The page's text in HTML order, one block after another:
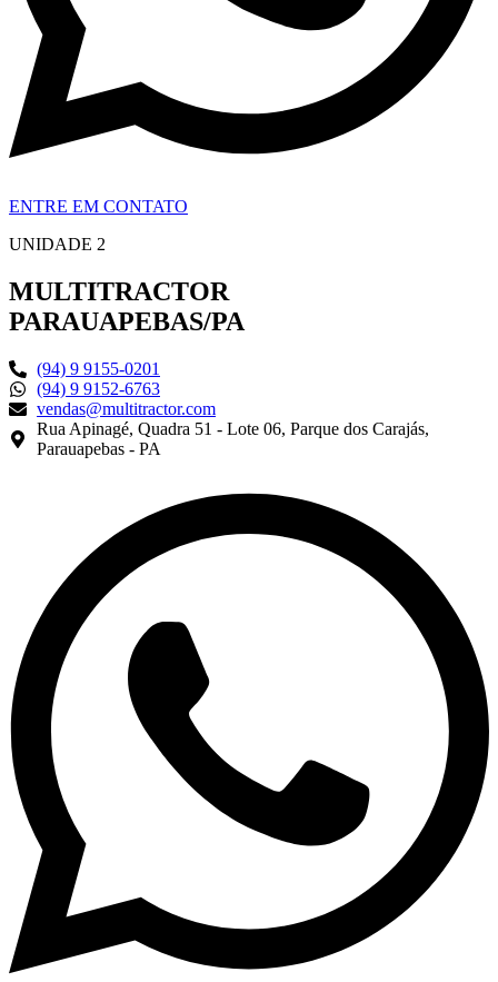
ENTRE EM CONTATO
UNIDADE 2
MULTITRACTOR
PARAUAPEBAS/PA
(94) 9 9155-0201
(94) 9 9152-6763
vendas@multitractor.com
Rua Apinagé, Quadra 51 - Lote 06, Parque dos Carajás,
Parauapebas - PA